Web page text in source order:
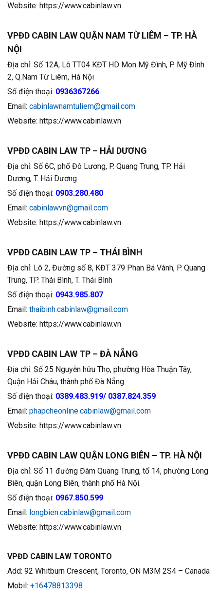
Website: https://www.cabinlaw.vn
VPĐD CABIN LAW QUẬN NAM TỪ LIÊM – TP. HÀ
NỘI
Địa chỉ: Số 12A, Lô TT04 KĐT HD Mon Mỹ Đình, P. Mỹ Đình
2, Q.Nam Từ Liêm, Hà Nội
Số điện thoại: 0936367266
Email: cabinlawnamtuliem@gmail.com
Website: https://www.cabinlaw.vn
VPĐD CABIN LAW TP – HẢI DƯƠNG
Địa chỉ: Số 6C, phố Đô Lương, P. Quang Trung, TP. Hải
Dương, T. Hải Dương
Số điện thoại: 0903.280.480
Email: cabinlawvn@gmail.com
Website: https://www.cabinlaw.vn
VPĐD CABIN LAW TP – THÁI BÌNH
Địa chỉ: Lô 2, Đường số 8, KĐT 379 Phan Bá Vành, P. Quang
Trung, TP. Thái Bình, T. Thái Bình
Số điện thoại: 0943.985.807
Email: thaibinh.cabinlaw@gmail.com
Website: https://www.cabinlaw.vn
VPĐD CABIN LAW TP – ĐÀ NẴNG
Địa chỉ: Số 25 Nguyễn hữu Thọ, phường Hòa Thuận Tây,
Quận Hải Châu, thành phố Đà Nẵng.
Số điện thoại: 0389.483.919/ 0387.824.359
Email: phapcheonline.cabinlaw@gmail.com
Website: https://www.cabinlaw.vn
VPĐD CABIN LAW QUẬN LONG BIÊN – TP. HÀ NỘI
Địa chỉ: Số 11 đường Đàm Quang Trung, tổ 14, phường Long
Biên, quận Long Biên, thành phố Hà Nội.
Số điện thoại: 0967.850.599
Email: longbien.cabinlaw@gmail.com
Website: https://www.cabinlaw.vn
VPĐD CABIN LAW TORONTO
Add: 92 Whitburn Crescent, Toronto, ON M3M 2S4 – Canada
Mobil: +16478813398